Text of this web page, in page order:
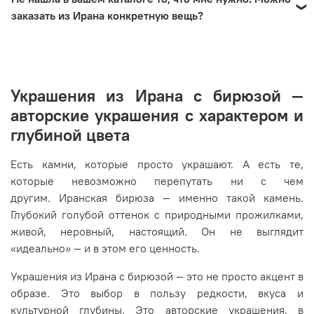
фотографии и подробные видео конкретного изделия.
Просто напишите нам вTelegram,MAX
отправления, благодаря которым некоторые заказы
Подпишитесь на нас, чтобы не пропустить такие
отправления.
нас на сайте или в приложениях Yandex Go \ СДЕК.
заказать из Ирана конкретную вещь?
которые вы когда-то пробовали в путешествии,
предметы интерьера, музыкальные инструменты,
украшения, одежда, сувениры и многое другое.
что именно вы ищете. Мы постараемся найти нужную
вещь в Иране и сообщим о возможности доставки в
Россию.
Украшения из Ирана с бирюзой —
авторские украшения с характером и
глубиной цвета
Есть камни, которые просто украшают. А есть те,
которые невозможно перепутать ни с чем
другим. Иранская бирюза — именно такой камень.
Глубокий голубой оттенок с природными прожилками,
живой, неровный, настоящий. Он не выглядит
«идеально» — и в этом его ценность.
Украшения из Ирана с бирюзой — это не просто акцент в
образе. Это выбор в пользу редкости, вкуса и
культурной глубины. Это авторские украшения, в